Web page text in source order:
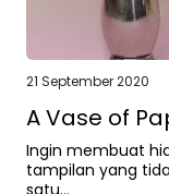
21 September 2020
A Vase of
Ingin membuat
tampilan yang
satu...